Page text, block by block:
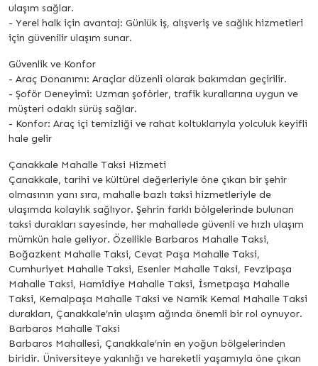
ulaşım sağlar.
- Yerel halk için avantaj: Günlük iş, alışveriş ve sağlık hizmetleri
için güvenilir ulaşım sunar.
Güvenlik ve Konfor
- Araç Donanımı: Araçlar düzenli olarak bakımdan geçirilir.
- Şoför Deneyimi: Uzman şoförler, trafik kurallarına uygun ve
müşteri odaklı sürüş sağlar.
- Konfor: Araç içi temizliği ve rahat koltuklarıyla yolculuk keyifli
hale gelir
Çanakkale Mahalle Taksi Hizmeti
Çanakkale, tarihi ve kültürel değerleriyle öne çıkan bir şehir
olmasının yanı sıra, mahalle bazlı taksi hizmetleriyle de
ulaşımda kolaylık sağlıyor. Şehrin farklı bölgelerinde bulunan
taksi durakları sayesinde, her mahallede güvenli ve hızlı ulaşım
mümkün hale geliyor. Özellikle Barbaros Mahalle Taksi,
Boğazkent Mahalle Taksi, Cevat Paşa Mahalle Taksi,
Cumhuriyet Mahalle Taksi, Esenler Mahalle Taksi, Fevzipaşa
Mahalle Taksi, Hamidiye Mahalle Taksi, İsmetpaşa Mahalle
Taksi, Kemalpaşa Mahalle Taksi ve Namik Kemal Mahalle Taksi
durakları, Çanakkale’nin ulaşım ağında önemli bir rol oynuyor.
Barbaros Mahalle Taksi
Barbaros Mahallesi, Çanakkale’nin en yoğun bölgelerinden
biridir. Üniversiteye yakınlığı ve hareketli yaşamıyla öne çıkan